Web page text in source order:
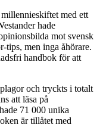
med ett
hade
mot svensk
tips, men inga åhörare.
handbok för att
och tryckts i totalt
att läsa på
71 000 unika
är tillåtet med